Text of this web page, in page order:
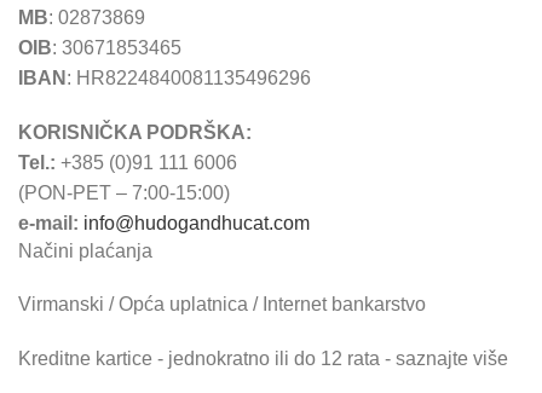
MB: 02873869
OIB: 30671853465
IBAN : HR8224840081135496296
KORISNIČKA PODRŠKA:
Tel.: +385 (0)91 111 6006
(PON-PET – 7:00-15:00)
e-mail: info@hudogandhucat.com
Načini plaćanja
Virmanski / Opća uplatnica / Internet bankarstvo
Kreditne kartice - jednokratno ili do 12 rata - saznajte više